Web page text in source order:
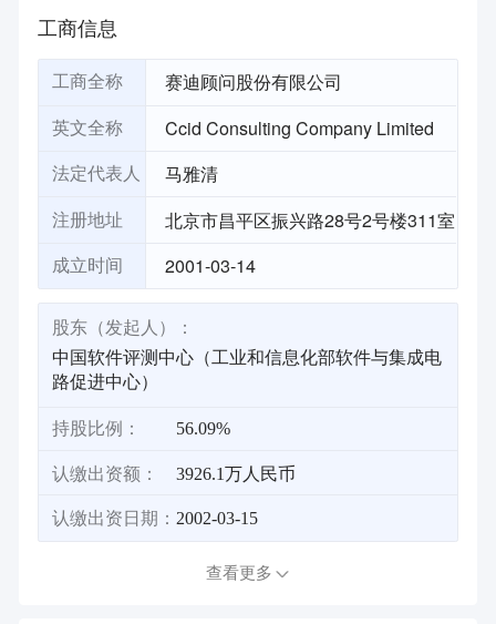
工商信息
工商全称 赛迪顾问股份有限公司
英文全称 Ccid Consulting Company Limited
法定代表人 马雅清
注册地址 北京市昌平区振兴路28号2号楼311室
成立时间 2001-03-14
股东（发起人）：
中国软件评测中心（工业和信息化部软件与集成电
路促进中心）
持股比例： 56.09%
认缴出资额： 3926.1万人民币
认缴出资日期： 2002-03-15
查看更多